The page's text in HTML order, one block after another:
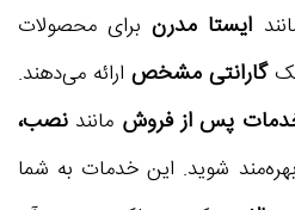
ایستا مدرن برای محصولات
گارانتی مشخص ارائه می‌دهند.
پس از فروش مانند نصب،
بهره‌مند شوید. این خدمات به شما